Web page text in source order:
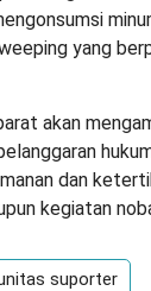
yang
akan
dan
kegiatan
suporter